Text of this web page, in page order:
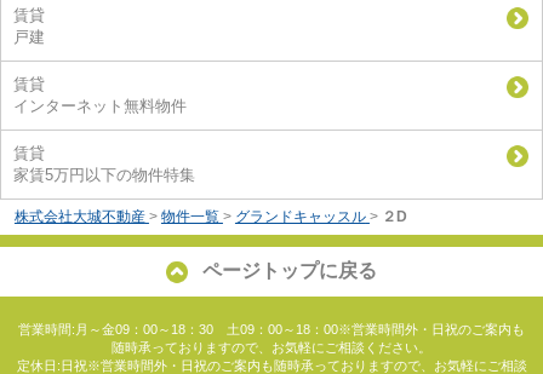
賃貸
戸建
賃貸
インターネット無料物件
賃貸
家賃5万円以下の物件特集
株式会社大城不動産 > 物件一覧 > グランドキャッスル > ２D
ページトップに戻る
営業時間:月～金09：00～18：30 土09：00～18：00※営業時間外・日祝のご案内も
随時承っておりますので、お気軽にご相談ください。
定休日:日祝※営業時間外・日祝のご案内も随時承っておりますので、お気軽にご相談